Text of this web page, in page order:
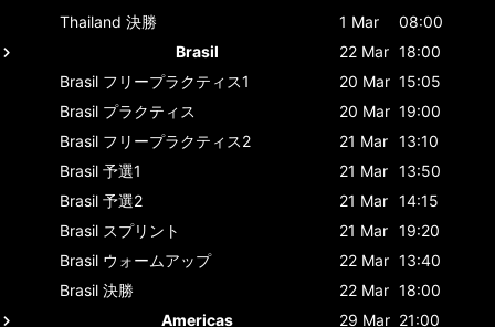
Thailand 決勝 1 Mar
08:00
Brasil
22 Mar 18:00
Brasil フリープラクティス1 20 Mar 15:05
Brasil プラクティス 20 Mar 19:00
Brasil フリープラクティス2 21 Mar 13:10
Brasil 予選1 21 Mar 13:50
Brasil 予選2 21 Mar 14:15
Brasil スプリント 21 Mar 19:20
Brasil ウォームアップ 22 Mar 13:40
Brasil 決勝 22 Mar 18:00
Americas
29 Mar 21:00